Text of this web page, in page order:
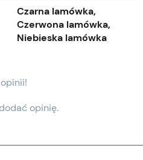
Czarna lamówka,
Czerwona lamówka,
Niebieska lamówka
opinię.